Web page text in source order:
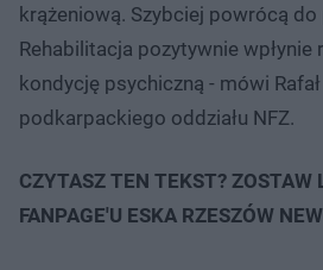
krążeniową. Szybciej powrócą do
Rehabilitacja pozytywnie wpłynie
kondycję psychiczną - mówi
podkarpackiego oddziału NFZ.
CZYTASZ TEN TEKST?
FANPAGE'U ESKA RZESZÓW